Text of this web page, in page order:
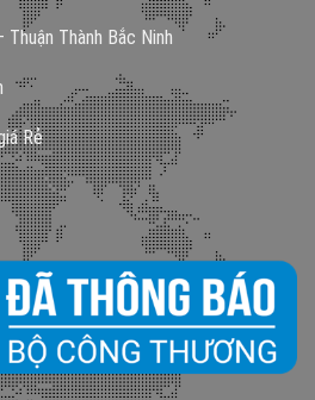
Thành Bắc Ninh
Rẻ